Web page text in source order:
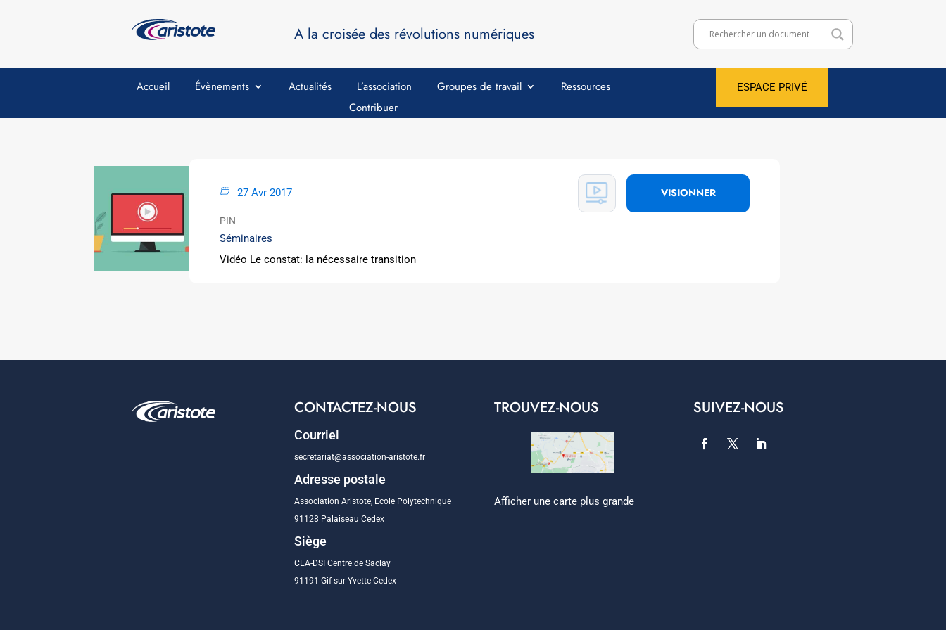
A la croisée des révolutions numériques
Accueil Évènements Actualités L’association Groupes de travail
Ressources
Contribuer
ESPACE PRIVÉ
27 Avr 2017 VISIONNER
PIN
Séminaires
Vidéo Le constat: la nécessaire transition
CONTACTEZ-NOUS
Courriel
secretariat@association-aristote.fr
Adresse postale
Association Aristote, Ecole Polytechnique
91128 Palaiseau Cedex
Siège
CEA-DSI Centre de Saclay
91191 Gif-sur-Yvette Cedex
TROUVEZ-NOUS
Afficher une carte plus grande
SUIVEZ-NOUS